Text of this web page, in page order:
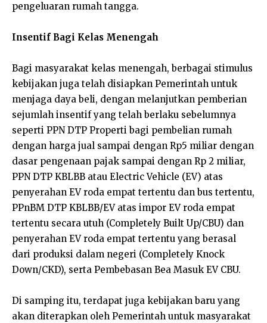
pengeluaran rumah tangga.
Insentif Bagi Kelas Menengah
Bagi masyarakat kelas menengah, berbagai stimulus
kebijakan juga telah disiapkan Pemerintah untuk
menjaga daya beli, dengan melanjutkan pemberian
sejumlah insentif yang telah berlaku sebelumnya
seperti PPN DTP Properti bagi pembelian rumah
dengan harga jual sampai dengan Rp5 miliar dengan
dasar pengenaan pajak sampai dengan Rp 2 miliar,
PPN DTP KBLBB atau Electric Vehicle (EV) atas
penyerahan EV roda empat tertentu dan bus tertentu,
PPnBM DTP KBLBB/EV atas impor EV roda empat
tertentu secara utuh (Completely Built Up/CBU) dan
penyerahan EV roda empat tertentu yang berasal
dari produksi dalam negeri (Completely Knock
Down/CKD), serta Pembebasan Bea Masuk EV CBU.
Di samping itu, terdapat juga kebijakan baru yang
akan diterapkan oleh Pemerintah untuk masyarakat